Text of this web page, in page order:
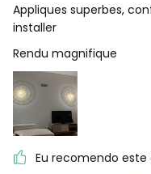
Appliques superbes,
installer
Rendu magnifique
Eu recomendo este